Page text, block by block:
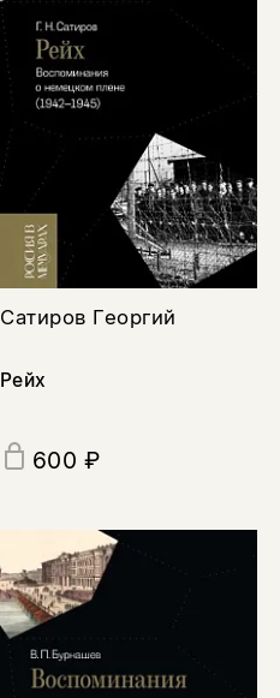
Сатиров Георгий
Рейх
600 ₽